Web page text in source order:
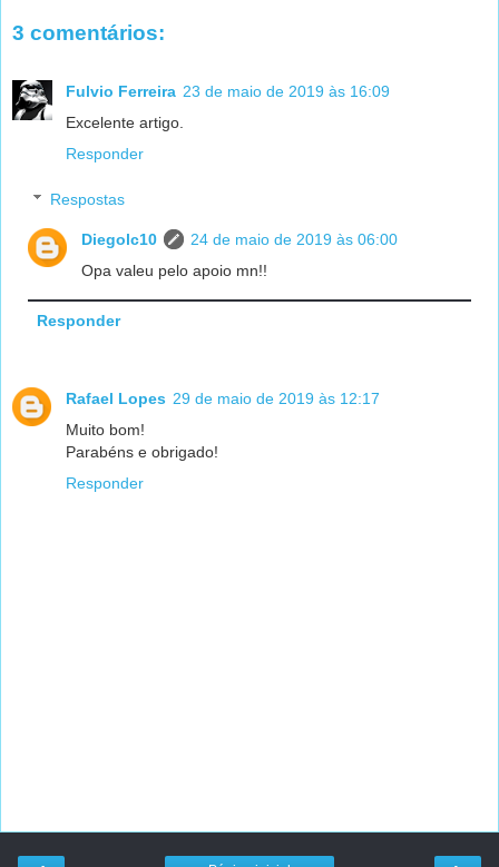
3 comentários:
Fulvio Ferreira 23 de maio de 2019 às 16:09
Excelente artigo.
Responder
Respostas
Diegolc10
24 de maio de 2019 às 06:00
Opa valeu pelo apoio mn!!
Responder
Rafael Lopes 29 de maio de 2019 às 12:17
Muito bom!
Parabéns e obrigado!
Responder